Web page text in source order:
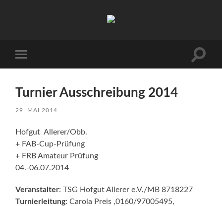
Menü
Turnier Ausschreibung 2014
29. MAI 2014
Hofgut Allerer/Obb.
+ FAB-Cup-Prüfung
+ FRB Amateur Prüfung
04.-06.07.2014
Veranstalter: TSG Hofgut Allerer e.V./MB 8718227
Turnierleitung: Carola Preis ,0160/97005495,